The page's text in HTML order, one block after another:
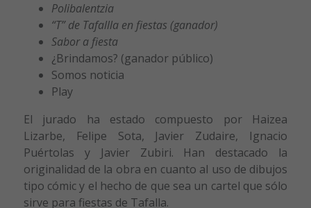
Polibalentzia
“T” de Tafallla en fiestas (ganador)
Sabor a fiesta
¿Brindamos? (ganador público)
Somos noticia
Play
El jurado ha estado compuesto por Haizea
Lizarbe, Felipe Sota, Javier Zudaire, Ignacio
Puértolas y Javier Zubiri. Han destacado la
originalidad de la obra en cuanto al uso de dibujos
tipo cómic y el hecho de que sea un cartel que sólo
sirve para fiestas de Tafalla.